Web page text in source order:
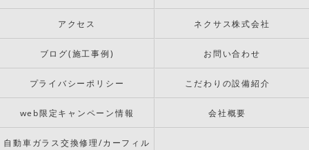
アクセス ネクサス株式会社
ブログ(施工事例) お問い合わせ
プライバシーポリシー こだわりの設備紹介
web限定キャンペーン情報 会社概要
自動車ガラス交換修理/カーフィル